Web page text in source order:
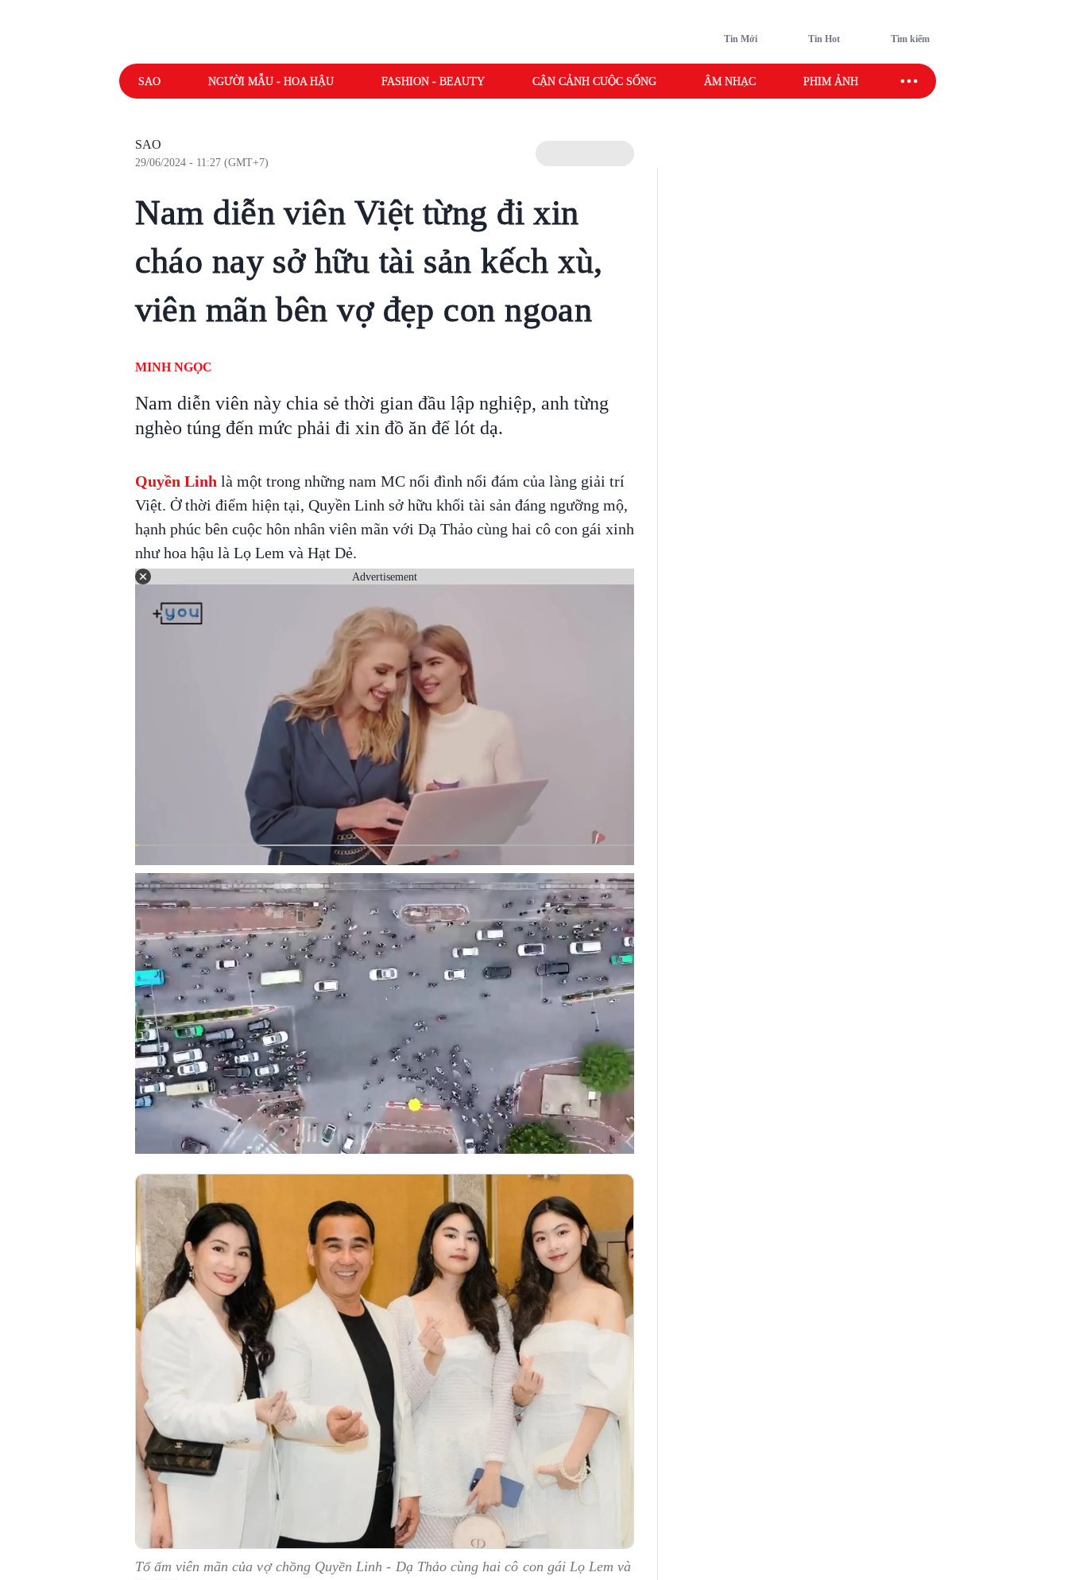
Tin Mới Tin Hot Tìm kiếm
SAO NGƯỜI MẪU - HOA HẬU FASHION - BEAUTY CẬN CẢNH CUỘC SỐNG ÂM NHẠC PHIM ẢNH SAO SPORT
SAO
29/06/2024 - 11:27 (GMT+7)
Nam diễn viên Việt từng đi xin
cháo nay sở hữu tài sản kếch xù,
viên mãn bên vợ đẹp con ngoan
MINH NGỌC
Nam diễn viên này chia sẻ thời gian đầu lập nghiệp, anh từng
nghèo túng đến mức phải đi xin đồ ăn để lót dạ.
Quyền Linh là một trong những nam MC nổi đình nổi đám của làng giải trí
Việt. Ở thời điểm hiện tại, Quyền Linh sở hữu khối tài sản đáng ngưỡng mộ,
hạnh phúc bên cuộc hôn nhân viên mãn với Dạ Thảo cùng hai cô con gái xinh
như hoa hậu là Lọ Lem và Hạt Dẻ.
Advertisement
Tổ ấm viên mãn của vợ chồng Quyền Linh - Dạ Thảo cùng hai cô con gái Lọ Lem và